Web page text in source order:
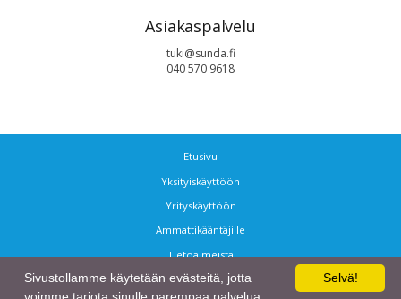
Asiakaspalvelu
tuki@sunda.fi
040 570 9618
Etusivu
Yksityiskäyttöön
Yrityskäyttöön
Ammattikääntäjille
Tietoa meistä
Ota yhteyttä
Selvä!
Sivustollamme käytetään evästeitä, jotta